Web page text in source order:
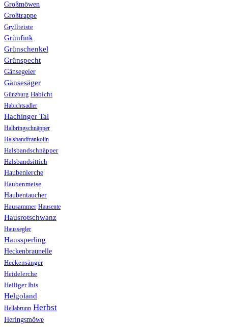
Großmöwen
Großtrappe
Gryllteiste
Grünfink
Grünschenkel
Grünspecht
Gänsegeier
Gänsesäger
Günzburg Habicht
Habichtsadler
Hachinger Tal
Halbringschnäpper
Halsbandfrankolin
Halsbandschnäpper
Halsbandsittich
Haubenlerche
Haubenmeise
Haubentaucher
Hausammer Hausente
Hausrotschwanz
Haussegler
Haussperling
Heckenbraunelle
Heckensänger
Heidelerche
Heiliger Ibis
Helgoland
Hellabrunn Herbst
Heringsmöwe